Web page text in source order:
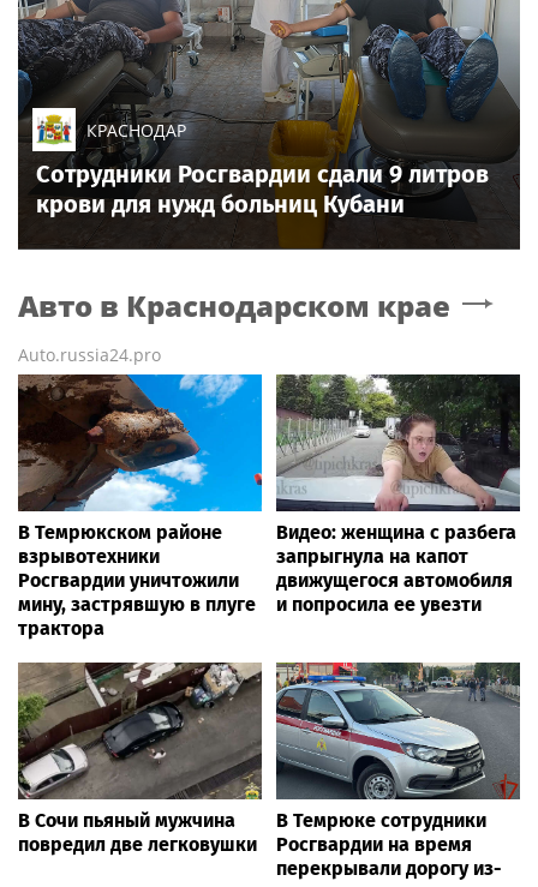
КРАСНОДАР
Сотрудники Росгвардии сдали 9 литров
крови для нужд больниц Кубани
Авто в Краснодарском крае
Auto.russia24.pro
В Темрюкском районе
взрывотехники
Росгвардии уничтожили
мину, застрявшую в плуге
трактора
Видео: женщина с разбега
запрыгнула на капот
движущегося автомобиля
и попросила ее увезти
В Сочи пьяный мужчина
повредил две легковушки
В Темрюке сотрудники
Росгвардии на время
перекрывали дорогу из-